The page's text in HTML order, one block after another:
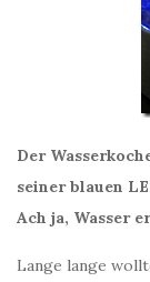
Der
seiner blauen
Ach ja, Wasser
Lange lange